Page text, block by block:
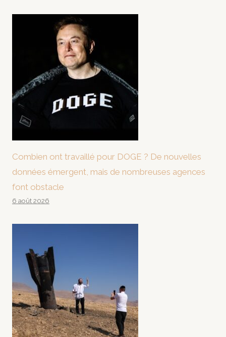
Combien ont travaillé pour DOGE ? De nouvelles
données émergent, mais de nombreuses agences
font obstacle
6 août 2026